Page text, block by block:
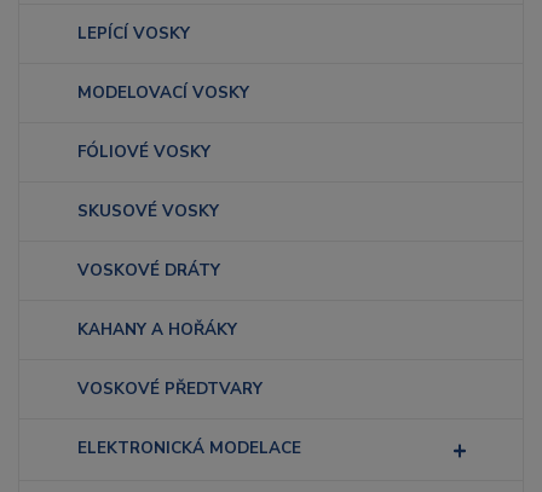
LEPÍCÍ VOSKY
MODELOVACÍ VOSKY
FÓLIOVÉ VOSKY
SKUSOVÉ VOSKY
VOSKOVÉ DRÁTY
KAHANY A HOŘÁKY
VOSKOVÉ PŘEDTVARY
ELEKTRONICKÁ MODELACE